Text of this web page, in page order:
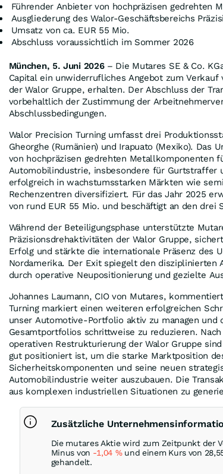
Führender Anbieter von hochpräzisen gedrehten
Ausgliederung des Walor-Geschäftsbereichs
Umsatz von ca. EUR 55 Mio.
Abschluss voraussichtlich im Sommer 2026
München, 5. Juni 2026– Die Mutares SE & Co.
Capital ein unwiderrufliches Angebot zum Verkauf
der Walor Gruppe, erhalten. Der Abschluss der
vorbehaltlich der Zustimmung der
Abschlussbedingungen.
Walor Precision Turning umfasst drei
Gheorghe (Rumänien) und Irapuato (Mexiko). Das
von hochpräzisen gedrehten Metallkomponenten
Automobilindustrie, insbesondere für Gurtstraffer
erfolgreich in wachstumsstarken Märkten wie
Rechenzentren diversifiziert. Für das Jahr 2025
von rund EUR 55 Mio. und beschäftigt an den
Während der Beteiligungsphase unterstützte
Präzisionsdrehaktivitäten der Walor Gruppe,
Erfolg und stärkte die internationale Präsenz des
Nordamerika. Der Exit spiegelt den disziplinierten
durch operative Neupositionierung und gezielte
Johannes Laumann, CIO von Mutares,
Turning markiert einen weiteren erfolgreichen
unser Automotive-Portfolio aktiv zu managen und
Gesamtportfolios schrittweise zu reduzieren.
operativen Restrukturierung der Walor Gruppe
gut positioniert ist, um die starke Marktposition
Sicherheitskomponenten und seine neuen
Automobilindustrie weiter auszubauen. Die
aus komplexen industriellen Situationen zu
Zusätzliche
Die mutares Aktie wird zum Zeitpunkt der
Minus von -1,04 %und einem Kurs von
gehandelt.